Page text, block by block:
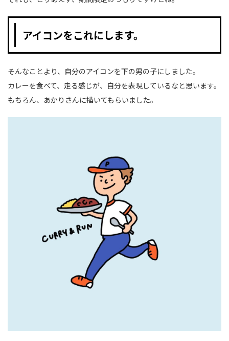
アイコンをこれにします。
そんなことより、自分のアイコンを下の男の子にしました。
カレーを食べて、走る感じが、自分を表現しているなと思います。
もちろん、あかりさんに描いてもらいました。